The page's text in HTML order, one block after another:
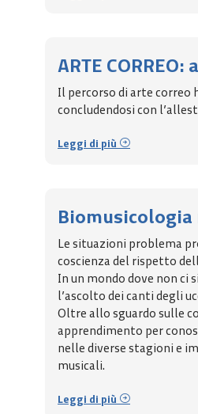
ARTE
Il percorso di arte correo
concludendosi con
Leggi di più
Biomusicologia
Le situazioni problema
coscienza del rispetto
In un mondo dove non ci
l’ascolto dei canti degli
Oltre allo sguardo sulle
apprendimento per
nelle diverse stagioni e
musicali.
Leggi di più